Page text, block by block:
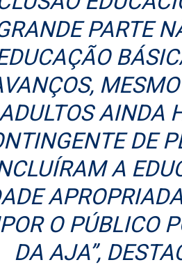
PARTE
AINDA
DE
A
O PÚBLICO
DA AJA”,